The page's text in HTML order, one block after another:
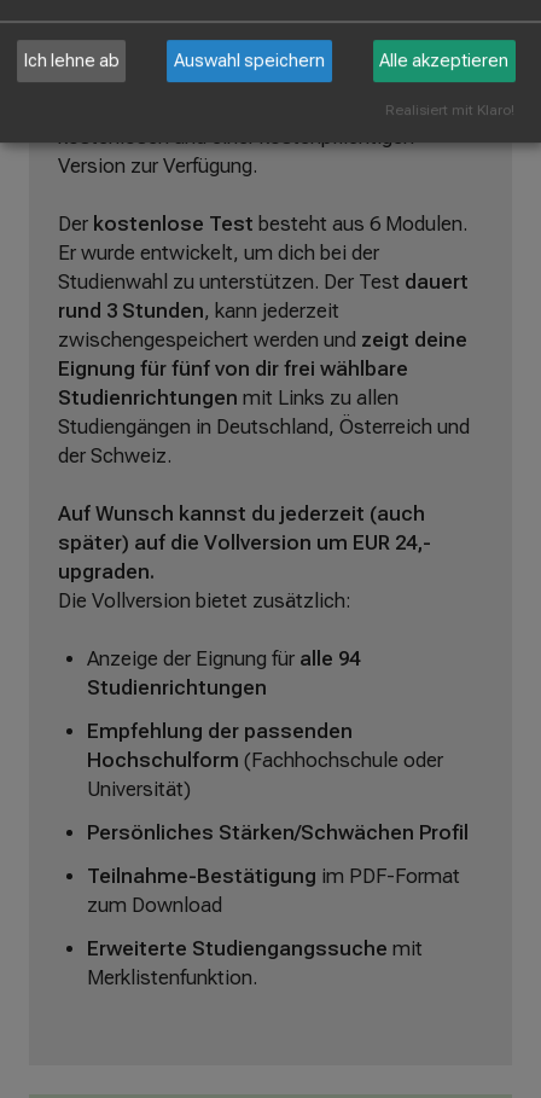
StudiScan Studienwahltest
Version zur Verfügung.
Der kostenlose Test besteht aus 6 Modulen.
Er wurde entwickelt, um dich bei der
Studienwahl zu unterstützen. Der Test dauert
rund 3 Stunden, kann jederzeit
zwischengespeichert werden und zeigt deine
Eignung für fünf von dir frei wählbare
Studienrichtungen mit Links zu allen
Studiengängen in Deutschland, Österreich und
der Schweiz.
Auf Wunsch kannst du jederzeit (auch
später) auf die Vollversion um EUR 24,-
upgraden.
Die Vollversion bietet zusätzlich:
Anzeige der Eignung für alle 94
Studienrichtungen
Empfehlung der passenden
Hochschulform (Fachhochschule oder
Universität)
Persönliches Stärken/Schwächen Profil
Teilnahme-Bestätigung im PDF-Format
zum Download
Erweiterte Studiengangssuche mit
Merklistenfunktion.
Ich lehne ab Auswahl speichern Alle akzeptieren
Realisiert mit Klaro!